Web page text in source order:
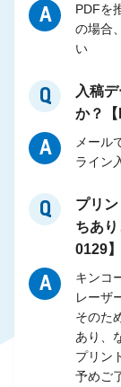
A
PDFを
の場合
い
Q
入稿
か？【
A
メール
ライン
Q
プリ
ちあ
0129】
A
キンコ
レーザ
そのた
あり、
プリン
予めご